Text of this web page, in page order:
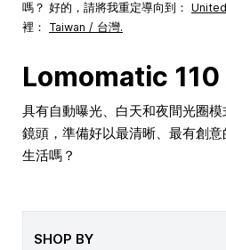
嗎？ 好的，請將我重定導向到：
裡： Taiwan / 台灣.
Lomomatic 110
具有自動曝光、白天和夜間光圈
鏡頭，準備好以最清晰、最有創
生活嗎？
SHOP BY